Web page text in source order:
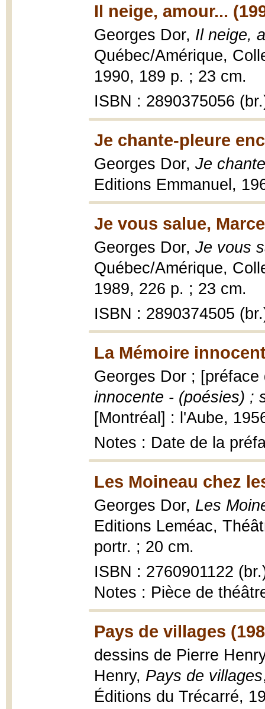
Il neige, amour...
Georges Dor, Il neige,
Québec/Amérique,
1990, 189 p. ; 23 cm.
ISBN : 2890375056
Je chante-pleure
Georges Dor, Je
Editions Emmanuel,
Je vous salue,
Georges Dor, Je vous
Québec/Amérique,
1989, 226 p. ; 23 cm.
ISBN : 2890374505
La Mémoire
Georges Dor ;
innocente - (poésies) ;
[Montréal] : l'Aube,
Notes : Date de la
Les Moineau chez
Georges Dor, Les
Editions Leméac,
portr. ; 20 cm.
ISBN : 2760901122
Notes : Pièce de
Pays de villages
dessins de Pierre
Henry, Pays de villages
Éditions du Trécarré,